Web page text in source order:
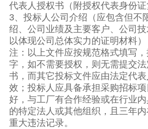
代表人授权书（附授权代表身份证
3、投标人公司介绍（应包含但不
绍、公司业绩及主要客户、公司
以体现公司总体实力的证明材料）
注：以上文件应按规范格式填写
字，如不需要授权，则无需提交
书，而其它投标文件应由法定代
效；投标人应具备承担采购招标
好，与工厂有合作经验或在行业
的特定法人或其他组织，且三年
重大违法记录。